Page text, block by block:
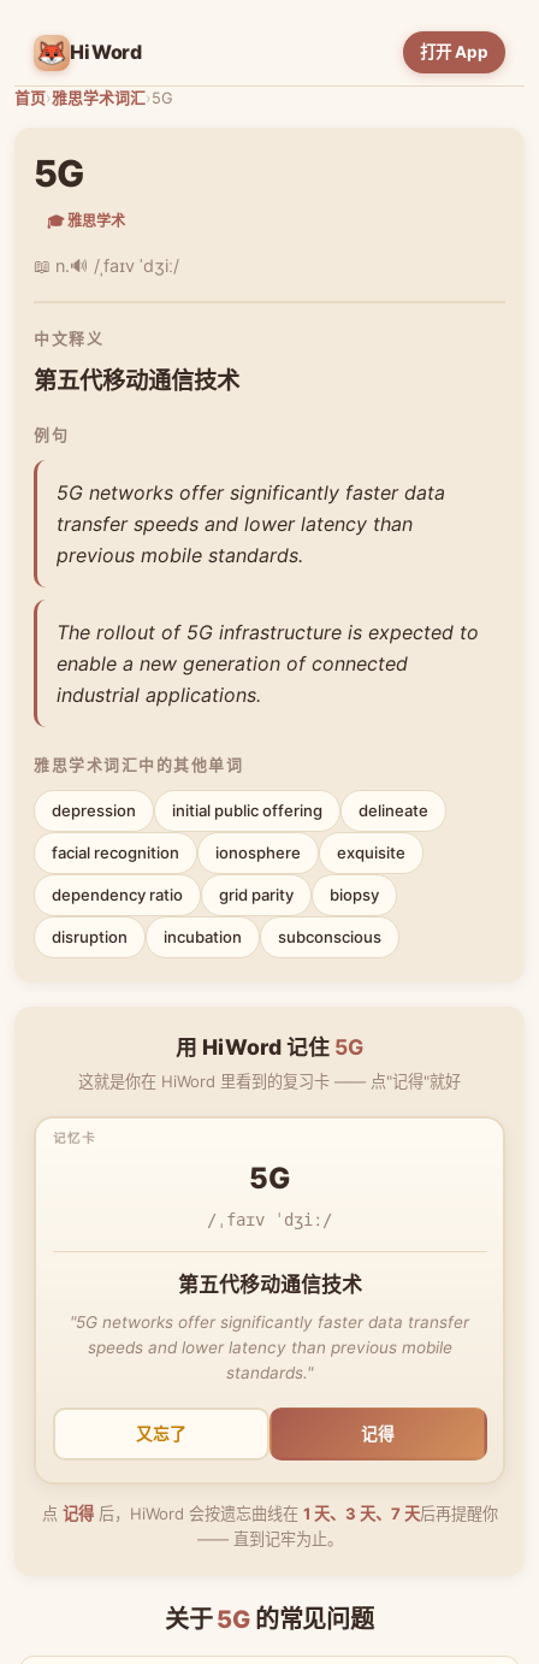
HiWord 打开 App
首页›雅思学术词汇›5G
5G
🎓 雅思学术
📖 n.🔊 /ˌfaɪv ˈdʒiː/
中文释义
第五代移动通信技术
例句
5G networks offer significantly faster data
transfer speeds and lower latency than
previous mobile standards.
The rollout of 5G infrastructure is expected to
enable a new generation of connected
industrial applications.
雅思学术词汇中的其他单词
depression initial public offering delineate
facial recognition ionosphere exquisite
dependency ratio grid parity biopsy
disruption incubation subconscious
用 HiWord 记住 5G
这就是你在 HiWord 里看到的复习卡 —— 点"记得"就好
5G
/ˌfaɪv ˈdʒiː/
第五代移动通信技术
"5G networks offer significantly faster data transfer
speeds and lower latency than previous mobile
standards."
又忘了 记得
点 记得后，HiWord 会按遗忘曲线在 1 天、3 天、7 天后再提醒你
—— 直到记牢为止。
关于5G 的常见问题